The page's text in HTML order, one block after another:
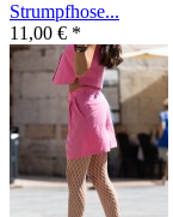
Strumpfhose...
11,00 € *